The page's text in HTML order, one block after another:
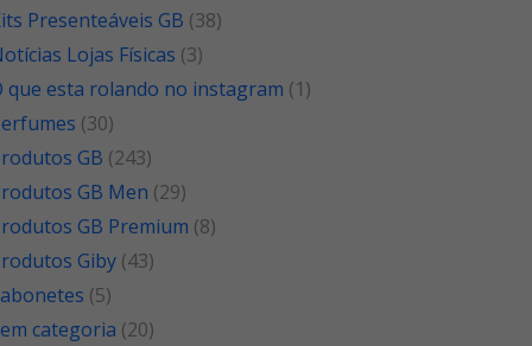
Presenteáveis GB (38)
Lojas Físicas (3)
que esta rolando no instagram (1)
(30)
GB (243)
GB Men (29)
GB Premium (8)
Giby (43)
(5)
categoria (20)